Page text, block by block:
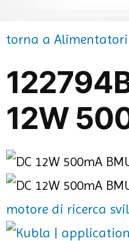
torna a Alimentatori
12W
motore di ricerca